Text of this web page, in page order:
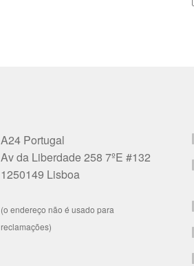
A24 Portugal
Av da Liberdade 258 7ºE #132
1250149 Lisboa
(o endereço não é usado para
reclamações)